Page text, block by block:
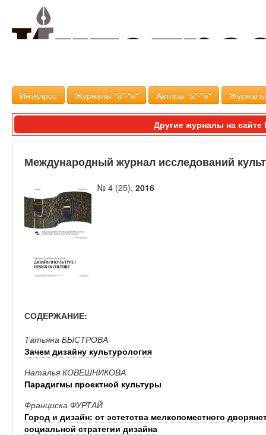
Интелрос Журналы "а"-"я" Авторы "а"-"я"
Другие журналы на
Международный журнал исследований
№ 4 (25), 2016
СОДЕРЖАНИЕ:
Татьяна БЫСТРОВА
Зачем дизайну культурология
Наталья КОВЕШНИКОВА
Парадигмы проектной культуры
Франциска ФУРТАЙ
Город и дизайн: от эстетства мелкопоместного
социальной стратегии дизайна